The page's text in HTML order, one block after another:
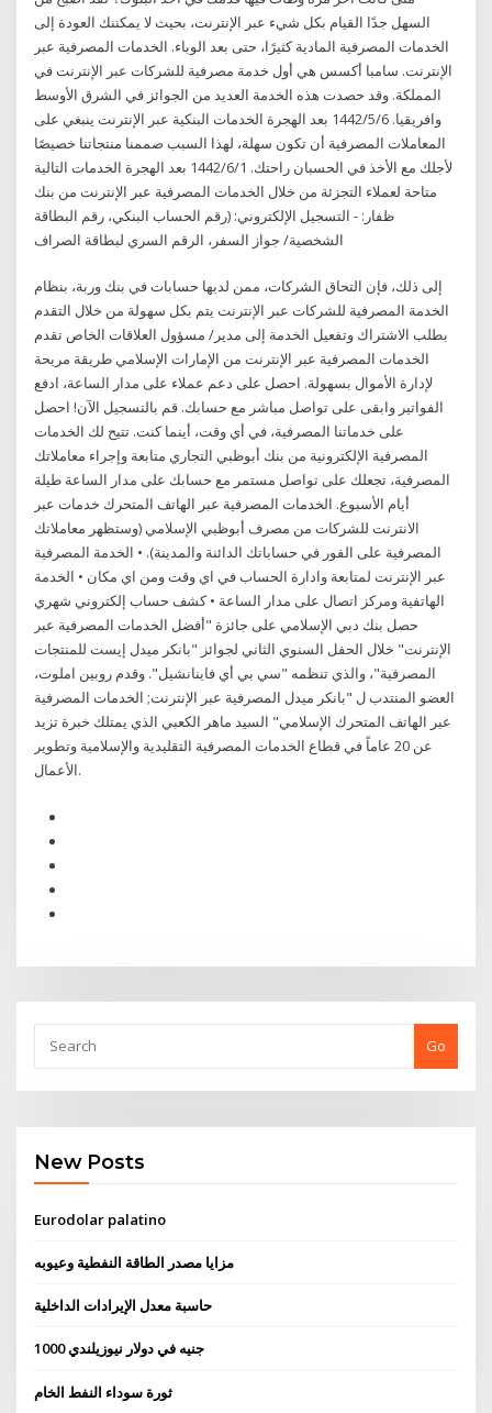
السهل جدًا القيام بكل شيء عبر الإنترنت، بحيث لا يمكننك العودة إلى
الخدمات المصرفية المادية كثيرًا، حتى بعد الوباء. الخدمات المصرفية عبر
الإنترنت. سامبا أكسس هي أول خدمة مصرفية للشركات عبر الإنترنت في
المملكة. وقد حصدت هذه الخدمة العديد من الجوائز في الشرق الأوسط
وافريقيا. 6‏‏/5‏‏/1442 بعد الهجرة الخدمات البنكية عبر الإنترنت ينبغي على
المعاملات المصرفية أن تكون سهلة، لهذا السبب صممنا منتجاتنا خصيصًا
لأجلك مع الأخذ في الحسبان راحتك. 1‏‏/6‏‏/1442 بعد الهجرة الخدمات التالية
متاحة لعملاء التجزئة من خلال الخدمات المصرفية عبر الإنترنت من بنك
ظفار: - التسجيل الإلكتروني: (رقم الحساب البنكي، رقم البطاقة
الشخصية/ جواز السفر، الرقم السري لبطاقة الصراف
إلى ذلك، فإن التحاق الشركات، ممن لديها حسابات في بنك وربة، بنظام
الخدمة المصرفية للشركات عبر الإنترنت يتم بكل سهولة من خلال التقدم
بطلب الاشتراك وتفعيل الخدمة إلى مدير/ مسؤول العلاقات الخاص تقدم
الخدمات المصرفية عبر الإنترنت من الإمارات الإسلامي طريقة مريحة
لإدارة الأموال بسهولة. احصل على دعم عملاء على مدار الساعة، ادفع
الفواتير وابقى على تواصل مباشر مع حسابك. قم بالتسجيل الآن! احصل
على خدماتنا المصرفية، في أي وقت، أينما كنت. تتيح لك الخدمات
المصرفية الإلكترونية من بنك أبوظبي التجاري متابعة وإجراء معاملاتك
المصرفية، تجعلك على تواصل مستمر مع حسابك على مدار الساعة طيلة
أيام الأسبوع. الخدمات المصرفية عبر الهاتف المتحرك خدمات عبر
الانترنت للشركات من مصرف أبوظبي الإسلامي (وستظهر معاملاتك
المصرفية على الفور في حساباتك الدائنة والمدينة). • الخدمة المصرفية
عبر الإنترنت لمتابعة وادارة الحساب في اي وقت ومن اي مكان • الخدمة
الهاتفية ومركز اتصال على مدار الساعة • كشف حساب إلكتروني شهري
حصل بنك دبي الإسلامي على جائزة "أفضل الخدمات المصرفية عبر
الإنترنت" خلال الحفل السنوي الثاني لجوائز "بانكر ميدل إيست للمنتجات
المصرفية"، والذي تنظمه "سي بي أي فاينانشيل". وقدم روبين املوت،
العضو المنتدب ل "بانكر ميدل المصرفية عبر الإنترنت; الخدمات المصرفية
عبر الهاتف المتحرك الإسلامي" السيد ماهر الكعبي الذي يمتلك خبرة تزيد
عن 20 عاماً في قطاع الخدمات المصرفية التقليدية والإسلامية وتطوير
الأعمال.
Go
New Posts
Eurodolar palatino
مزايا مصدر الطاقة النفطية وعيوبه
حاسبة معدل الإيرادات الداخلية
1000 جنيه في دولار نيوزيلندي
ثورة سوداء النفط الخام